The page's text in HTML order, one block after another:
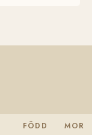
FÖDD MOR